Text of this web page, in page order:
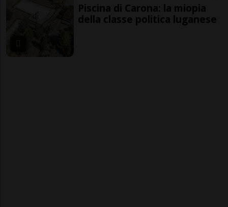
Piscina di Carona: la miopia
della classe politica luganese